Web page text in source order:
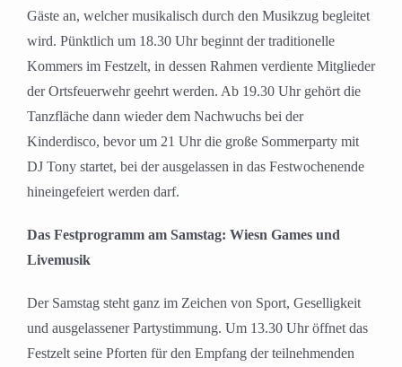
Gäste an, welcher musikalisch durch den Musikzug begleitet
wird. Pünktlich um 18.30 Uhr beginnt der traditionelle
Kommers im Festzelt, in dessen Rahmen verdiente Mitglieder
der Ortsfeuerwehr geehrt werden. Ab 19.30 Uhr gehört die
Tanzfläche dann wieder dem Nachwuchs bei der
Kinderdisco, bevor um 21 Uhr die große Sommerparty mit
DJ Tony startet, bei der ausgelassen in das Festwochenende
hineingefeiert werden darf.
Das Festprogramm am Samstag: Wiesn Games und
Livemusik
Der Samstag steht ganz im Zeichen von Sport, Geselligkeit
und ausgelassener Partystimmung. Um 13.30 Uhr öffnet das
Festzelt seine Pforten für den Empfang der teilnehmenden